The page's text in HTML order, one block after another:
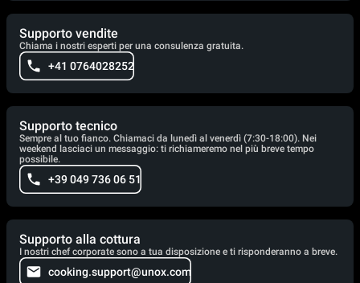
Supporto vendite
Chiama i nostri esperti per una consulenza gratuita.
+41 0764028252
Supporto tecnico
Sempre al tuo fianco. Chiamaci da lunedì al venerdì (7:30-18:00). Nei
weekend lasciaci un messaggio: ti richiameremo nel più breve tempo
possibile.
+39 049 736 06 51
Supporto alla cottura
I nostri chef corporate sono a tua disposizione e ti risponderanno a breve.
cooking.support@unox.com